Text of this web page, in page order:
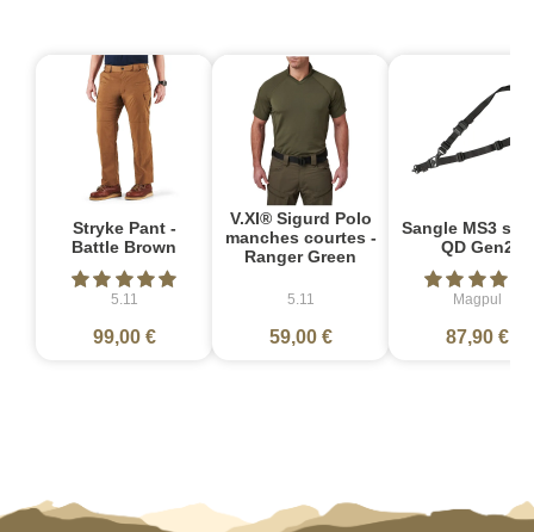
Stryke Pant -
Battle Brown
5.11
99,00 €
V.XI® Sigurd Polo
manches courtes -
Ranger Green
5.11
59,00 €
Sangle MS3
QD Gen2
Magpul
87,90 €